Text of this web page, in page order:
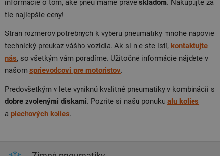
informácie o tom, aké pneu máme práve skladom. Nakupujte za
tie najlepšie ceny!
Stran rozmerov potrebných k výberu pneumatiky mnohé napovie
technický preukaz vášho vozidla. Ak si nie ste istí, kontaktujte
nás, so všetkým vám poradíme. Užitočné informácie nájdete v
našom sprievodcovi pre motoristov.
Predovšetkým v lete vyniknú kvalitné pneumatiky v kombinácii s
dobre zvolenými diskami. Pozrite si našu ponuku alu kolies
a plechových kolies.